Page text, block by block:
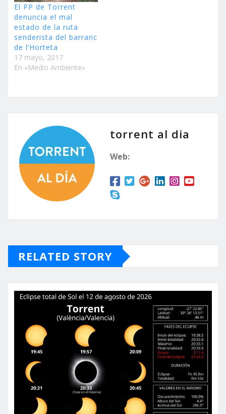
El PP de Torrent
denuncia el mal
estado de la ruta
senderista del barranc
de l’Horteta
17 mayo, 2017
En «Medio Ambiente»
torrent al dia
Web:
RELATED STORY